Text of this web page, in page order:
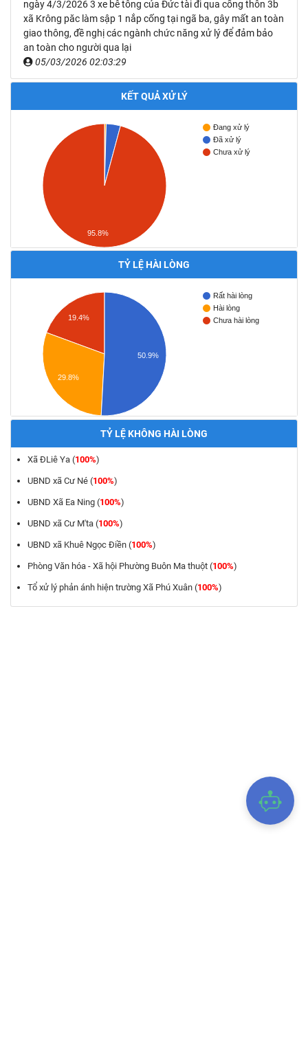
ngày 4/3/2026 3 xe bê tông của Đức tài đi qua cổng thôn 3b
xã Krông păc làm sập 1 nắp cống tại ngã ba, gây mất an toàn
giao thông, đề nghị các ngành chức năng xử lý để đảm bảo
an toàn cho người qua lại
05/03/2026 02:03:29
KẾT QUẢ XỬ LÝ
Đang xử lý
Đã xử lý
Chưa xử lý
95.8%
TỶ LỆ HÀI LÒNG
Rất hài lòng
Hài lòng
Chưa hài lòng
19.4%
29.8%
50.9%
TỶ LỆ KHÔNG HÀI LÒNG
Xã ĐLiê Ya (100%)
UBND xã Cư Né (100%)
UBND Xã Ea Ning (100%)
UBND xã Cư M'ta (100%)
UBND xã Khuê Ngọc Điền (100%)
Phòng Văn hóa - Xã hội Phường Buôn Ma thuột (100%)
Tổ xử lý phản ánh hiện trường Xã Phú Xuân (100%)